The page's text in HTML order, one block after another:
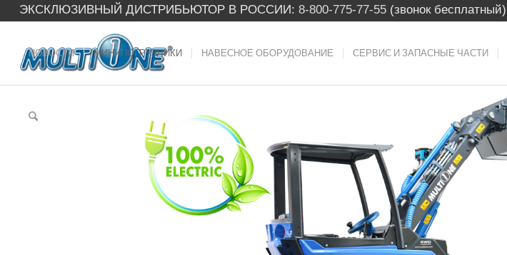
ЭКСКЛЮЗИВНЫЙ ДИСТРИБЬЮТОР В РОССИИ: 8-800-775-77-55(звонок бесплатный)
НОВОСТИ МИНИПОГРУЗЧИКИ НАВЕСНОЕ ОБОРУДОВАНИЕ СЕРВИС И ЗАПАСНЫЕ ЧАСТИ